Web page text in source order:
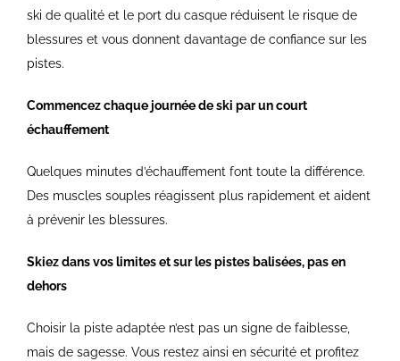
ski de qualité et le port du casque réduisent le risque de
blessures et vous donnent davantage de confiance sur les
pistes.
Commencez chaque journée de ski par un court
échauffement
Quelques minutes d’échauffement font toute la différence.
Des muscles souples réagissent plus rapidement et aident
à prévenir les blessures.
Skiez dans vos limites et sur les pistes balisées, pas en
dehors
Choisir la piste adaptée n’est pas un signe de faiblesse,
mais de sagesse. Vous restez ainsi en sécurité et profitez